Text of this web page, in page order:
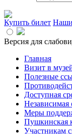
Купить билет
Версия для
Главная
Визит в
Полезные
Доступная
Независимая
Меры
Пушкинская
Участникам